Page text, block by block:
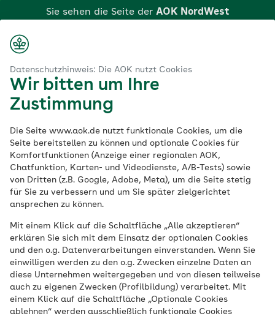
Datenschutzhinweis: Die AOK nutzt Cookies
Wir bitten um Ihre
Zustimmung
Die Seite www.aok.de nutzt funktionale Cookies, um die
Seite bereitstellen zu können und optionale Cookies für
Komfortfunktionen (Anzeige einer regionalen AOK,
Chatfunktion, Karten- und Videodienste, A/B-Tests) sowie
von Dritten (z.B. Google, Adobe, Meta), um die Seite stetig
für Sie zu verbessern und um Sie später zielgerichtet
ansprechen zu können.
Mit einem Klick auf die Schaltfläche „Alle akzeptieren“
erklären Sie sich mit dem Einsatz der optionalen Cookies
und den o.g. Datenverarbeitungen einverstanden. Wenn Sie
einwilligen werden zu den o.g. Zwecken einzelne Daten an
diese Unternehmen weitergegeben und von diesen teilweise
auch zu eigenen Zwecken (Profilbildung) verarbeitet. Mit
einem Klick auf die Schaltfläche „Optionale Cookies
ablehnen“ werden ausschließlich funktionale Cookies
Hauptinhalt
springen
Sie sehen die Seite der AOK NordWest
Klicken Sie hier, wenn Sie zu einer anderen AOK
wechseln möchten.
Es ist ein Fehler aufgetreten
Bitte versuchen Sie es später erneut.
zurück zu den Suchergebnissen
Kontakt zu Ihrer AOK
NordWest
Alle Kontaktmöglichkeiten Ihrer AOK